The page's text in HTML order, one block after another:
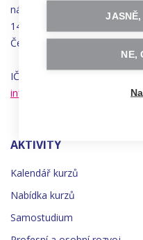
náměstí
Synků 1748/17
140 00 Praha 4 - Nusle
Česká republika
IČO 22834958 | DIČ
info@czechitas.cz
AKTIVITY
Kalendář kurzů
Nabídka kurzů
Samostudium
NE,